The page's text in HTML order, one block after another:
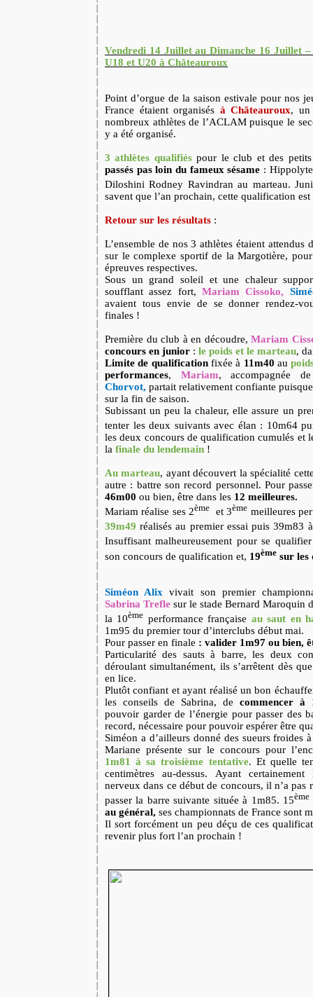
Vendredi 14 Juillet au Dimanche 16 Juillet
U18 et U20 à Châteauroux
Point d’orgue de la saison estivale pour nos
France étaient organisés à Châteauroux, un
nombreux athlètes de l’ACLAM puisque le
y a été organisé.
3 athlètes qualifiés pour le club et des
passés pas loin du fameux sésame :
Diloshini Rodney Ravindran au marteau.
savent que l’an prochain, cette qualification
Retour sur les résultats :
L’ensemble de nos 3 athlètes étaient attendus
sur le complexe sportif de la Margotière,
épreuves respectives.
Sous un grand soleil et une chaleur
soufflant assez fort, Mariam Cissoko,
avaient tous envie de se donner rendez-
finales !
Première du club à en découdre,Mariam
concours en junior : le poids et le marteau,
Limite de qualificationfixée à 11m40 au
performances, Mariam, accompagnée
Chorvot, partait relativement confiante
sur la fin de saison.
Subissant un peu la chaleur, elle assure un
tenter les deux suivants avec élan : 10m64
les deux concours de qualification cumulés et
la finale du lendemain !
Au marteau, ayant découvert la spécialité
autre : battre son record personnel. Pour
46m00 ou bien, être dans les 12 meilleures.
Mariam réalise ses 2ème et 3ème meilleures
39m49réalisés au premier essai puis 39m83
Insuffisant malheureusement pour se
son concours de qualification et, 19ème sur les
Siméon Alix
vivait son premier
Sabrina Trefle sur le stade Bernard Maroquin
la 10ème performance française au saut en
1m95 du premier tour d’interclubs début mai.
Pour passer en finale : valider 1m97 ou bien,
Particularité des sauts à barre, les deux
déroulant simultanément, ils s’arrêtent dès
en lice.
Plutôt confiant et ayant réalisé un bon
les conseils de Sabrina, de commencer à
pouvoir garder de l’énergie pour passer des
record, nécessaire pour pouvoir espérer être
Siméon a d’ailleurs donné des sueurs froides
Mariane présente sur le concours pour
1m81 à sa troisième tentative. Et quelle
centimètres au-dessus. Ayant
nerveux dans ce début de concours, il n’a pas
passer la barre suivante située à 1m85. 15ème
au général, ses championnats de France sont
Il sort forcément un peu déçu de ces
revenir plus fort l’an prochain !